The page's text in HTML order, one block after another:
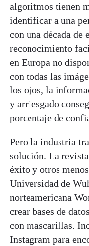
algoritmos tienen
identificar a una
con una década de
reconocimiento
en Europa no
con todas las
los ojos, la
y arriesgado
porcentaje de
Pero la industria
solución. La revista
éxito y otros
Universidad de
norteamericana
crear bases de
con mascarillas.
Instagram para